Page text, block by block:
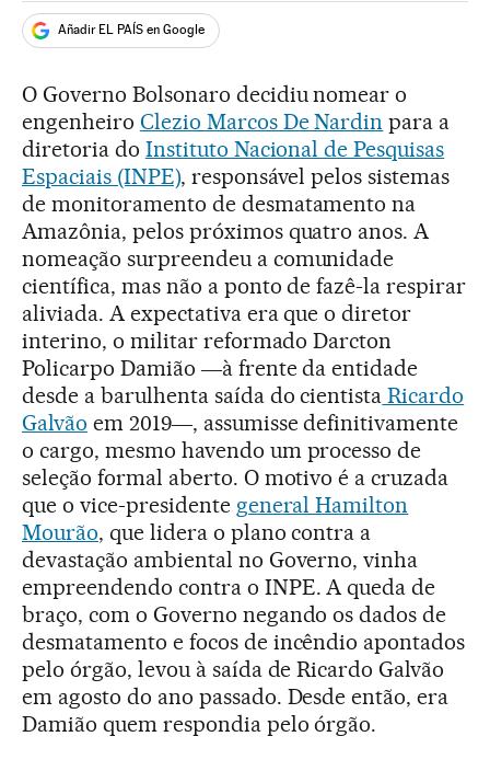
Añadir EL PAÍS en Google
O Governo Bolsonaro decidiu nomear o
engenheiro Clezio Marcos De Nardin para a
diretoria do Instituto Nacional de Pesquisas
Espaciais (INPE), responsável pelos sistemas
de monitoramento de desmatamento na
Amazônia, pelos próximos quatro anos. A
nomeação surpreendeu a comunidade
científica, mas não a ponto de fazê-la respirar
aliviada. A expectativa era que o diretor
interino, o militar reformado Darcton
Policarpo Damião ―à frente da entidade
desde a barulhenta saída do cientista Ricardo
Galvão em 2019―, assumisse definitivamente
o cargo, mesmo havendo um processo de
seleção formal aberto. O motivo é a cruzada
que o vice-presidente general Hamilton
Mourão, que lidera o plano contra a
devastação ambiental no Governo, vinha
empreendendo contra o INPE. A queda de
braço, com o Governo negando os dados de
desmatamento e focos de incêndio apontados
pelo órgão, levou à saída de Ricardo Galvão
em agosto do ano passado. Desde então, era
Damião quem respondia pelo órgão.